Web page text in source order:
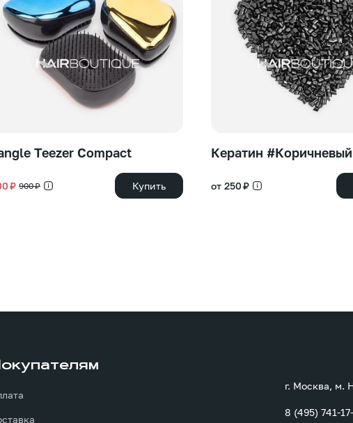
Teezer Compact
₽ 900 ₽ Купить
Кератин #Коричневый
от 250 ₽
г. Москва, м.
8 (495) 741-